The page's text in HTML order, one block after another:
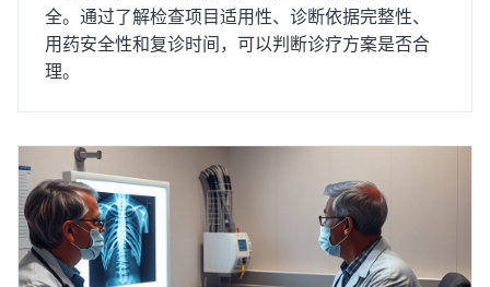
全。通过了解检查项目适用性、诊断依据完整性、
用药安全性和复诊时间，可以判断诊疗方案是否合
理。